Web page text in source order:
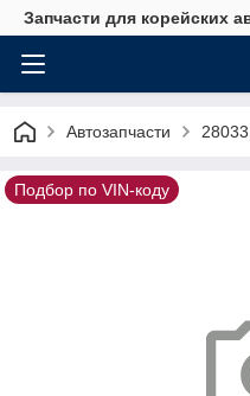
Запчасти для корейских
Автозапчасти
Подбор по VIN-коду